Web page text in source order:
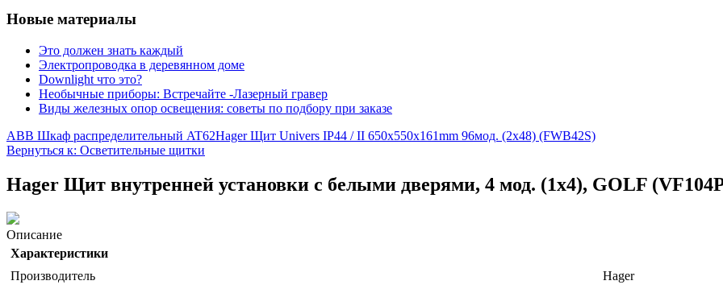
Новые материалы
Это должен знать каждый
Электропроводка в деревянном доме
Downlight что это?
Необычные приборы: Встречайте -Лазерный гравер
Виды железных опор освещения: советы по подбору при заказе
ABB Шкаф распределительный AT62Hager Щит Univers IP44 / II 650х550х161mm 96мод. (2х48) (FWB42S)
Вернуться к: Осветительные щитки
Hager Щит внутренней установки с белыми дверями, 4 мод. (1х4), GOLF
Описание
Характеристики
Производитель
Hager